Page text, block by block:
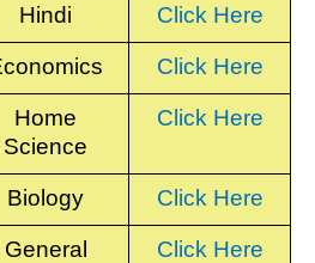
Hindi Click Here
Click Here
Home
Science
Click Here
Biology Click Here
General
Click Here